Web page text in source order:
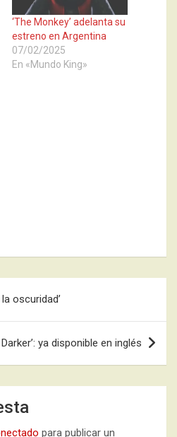
‘The Monkey’ adelanta su
estreno en Argentina
07/02/2025
En «Mundo King»
oscuridad’
ya disponible en inglés
para publicar un